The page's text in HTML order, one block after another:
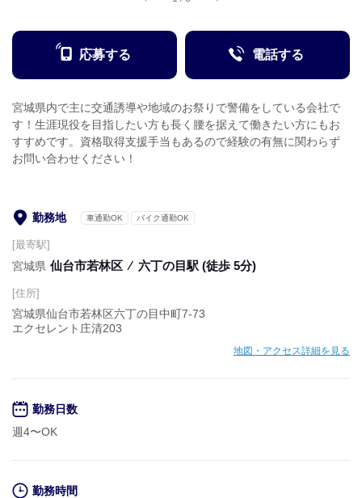
応募する 電話する
宮城県内で主に交通誘導や地域のお祭りで警備をしている会社で
す！生涯現役を目指したい方も長く腰を据えて働きたい方にもお
すすめです。資格取得支援手当もあるので経験の有無に関わらず
お問い合わせください！
勤務地 車通勤OK バイク通勤OK
[最寄駅]
宮城県 仙台市若林区 ⁄ 六丁の目駅 (徒歩 5分)
[住所]
宮城県仙台市若林区六丁の目中町7-73
エクセレント庄清203
地図・アクセス詳細を見る
勤務日数
週4〜OK
勤務時間